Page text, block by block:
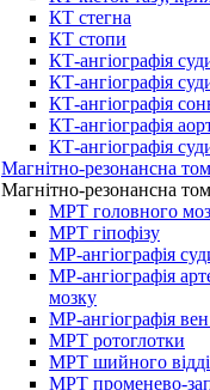
КТ стегна
КТ стопи
КТ-ангіографія
КТ-ангіографія
КТ-ангіографія
КТ-ангіографія
КТ-ангіографія
Магнітно-резонансна
Магнітно-резонансна
МРТ головного
МРТ гіпофізу
МР-ангіографія
МР-ангіографія
мозку
МР-ангіографія
МРТ ротоглотки
МРТ шийного
МРТ променево-